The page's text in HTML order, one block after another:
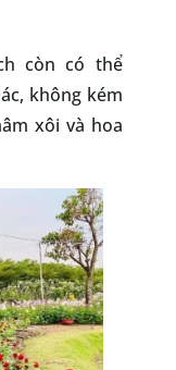
còn có thể
không kém
xôi và hoa